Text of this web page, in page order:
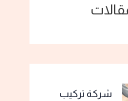
شركة تركيب